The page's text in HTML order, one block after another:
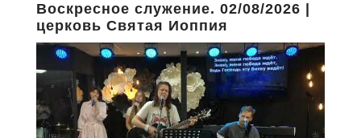
Воскресное служение. 02/08/2026 |
церковь Святая Иоппия